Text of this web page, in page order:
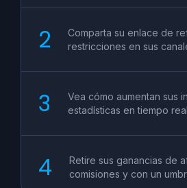
Comparta su enlace de
restricciones en sus
Vea cómo aumentan sus
estadísticas en tiempo real
Retire sus ganancias de
comisiones y con un